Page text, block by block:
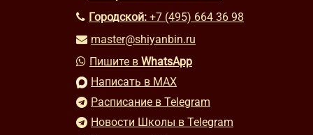
Городской: +7 (495) 664 36 98
master@shiyanbin.ru
Пишите в WhatsApp
Написать в MAX
Расписание в Telegram
Новости Школы в Telegram